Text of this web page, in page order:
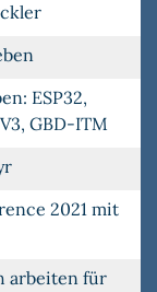
ESP32,
GBD-ITM
2021 mit
arbeiten für